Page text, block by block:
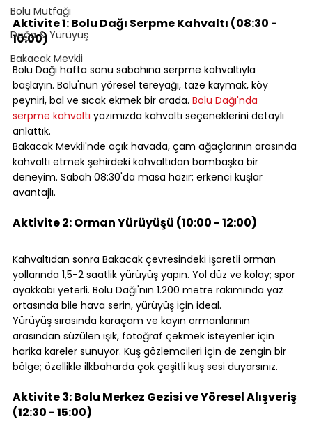
Bolu Mutfağı
Doğa & Yürüyüş
Bakacak Mevkii
⠀
Aktivite 1: Bolu Dağı Serpme Kahvaltı (08:30 -
10:00)
⠀
Bolu Dağı hafta sonu sabahına serpme kahvaltıyla
başlayın. Bolu'nun yöresel tereyağı, taze kaymak, köy
peyniri, bal ve sıcak ekmek bir arada. Bolu Dağı'nda
serpme kahvaltı yazımızda kahvaltı seçeneklerini detaylı
anlattık.
Bakacak Mevkii'nde açık havada, çam ağaçlarının arasında
kahvaltı etmek şehirdeki kahvaltıdan bambaşka bir
deneyim. Sabah 08:30'da masa hazır; erkenci kuşlar
avantajlı.
Aktivite 2: Orman Yürüyüşü (10:00 - 12:00)
Kahvaltıdan sonra Bakacak çevresindeki işaretli orman
yollarında 1,5-2 saatlik yürüyüş yapın. Yol düz ve kolay; spor
ayakkabı yeterli. Bolu Dağı'nın 1.200 metre rakımında yaz
ortasında bile hava serin, yürüyüş için ideal.
Yürüyüş sırasında karaçam ve kayın ormanlarının
arasından süzülen ışık, fotoğraf çekmek isteyenler için
harika kareler sunuyor. Kuş gözlemcileri için de zengin bir
bölge; özellikle ilkbaharda çok çeşitli kuş sesi duyarsınız.
Aktivite 3: Bolu Merkez Gezisi ve Yöresel Alışveriş
(12:30 - 15:00)